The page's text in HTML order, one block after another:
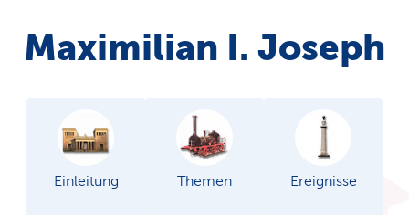
Maximilian I. Joseph
Einleitung Themen Ereignisse